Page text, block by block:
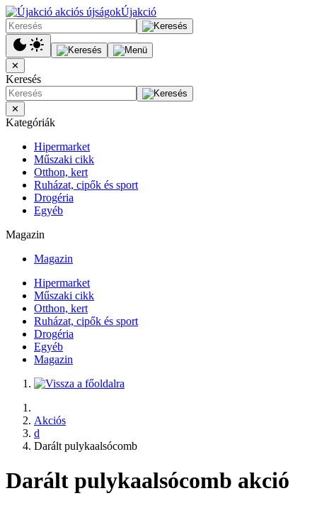
Újakció
✕
Keresés
✕
Kategóriák
Hipermarket
Műszaki cikk
Otthon, kert
Ruházat, cipők és sport
Drogéria
Egyéb
Magazin
Magazin
Hipermarket
Műszaki cikk
Otthon, kert
Ruházat, cipők és sport
Drogéria
Egyéb
Magazin
Akciós
d
Darált pulykaalsócomb
Darált pulykaalsócomb akció